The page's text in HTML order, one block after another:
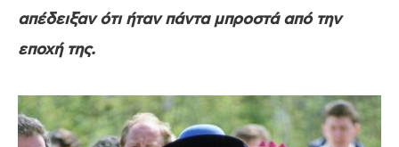
απέδειξαν ότι ήταν πάντα μπροστά από την
εποχή της.